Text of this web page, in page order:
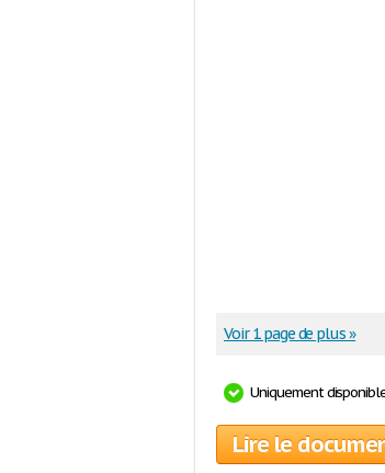
Voir 1 page de plus »
Uniquement
Lire le